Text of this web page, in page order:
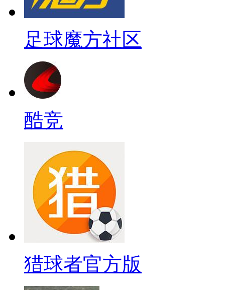
足球魔方社区
酷竞
猎球者官方版